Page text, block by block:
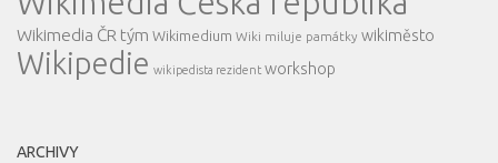
Wikimedia ČR tým Wikimedium Wiki miluje památky wikiměsto
Wikipedie wikipedista rezident workshop
ARCHIVY